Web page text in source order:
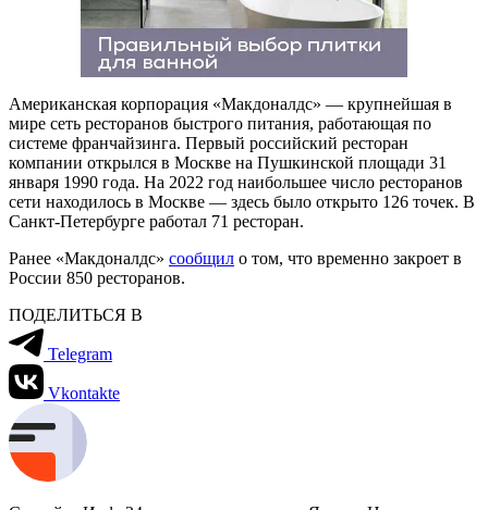
Американская корпорация «Макдоналдс» — крупнейшая в
мире сеть ресторанов быстрого питания, работающая по
системе франчайзинга. Первый российский ресторан
компании открылся в Москве на Пушкинской площади 31
января 1990 года. На 2022 год наибольшее число ресторанов
сети находилось в Москве — здесь было открыто 126 точек. В
Санкт-Петербурге работал 71 ресторан.
Ранее «Макдоналдс» сообщил о том, что временно закроет в
России 850 ресторанов.
ПОДЕЛИТЬСЯ В
Telegram
Vkontakte